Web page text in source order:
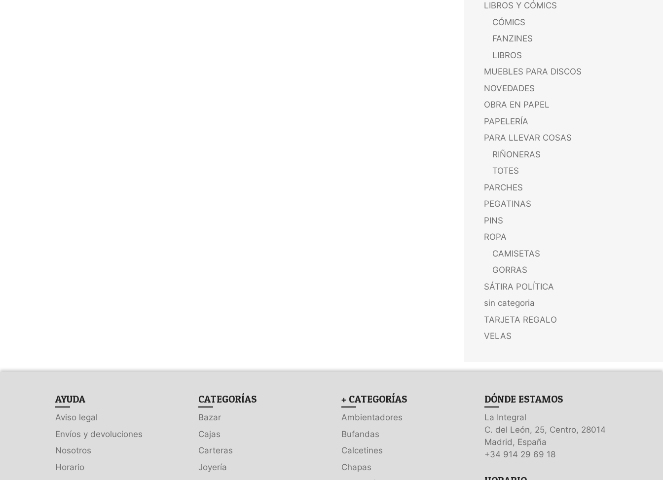
LIBROS Y CÓMICS
CÓMICS
FANZINES
LIBROS
MUEBLES PARA DISCOS
NOVEDADES
OBRA EN PAPEL
PAPELERÍA
PARA LLEVAR COSAS
RIÑONERAS
TOTES
PARCHES
PEGATINAS
PINS
ROPA
CAMISETAS
GORRAS
SÁTIRA POLÍTICA
sin categoria
TARJETA REGALO
VELAS
AYUDA
Aviso legal
Envíos y devoluciones
Nosotros
Horario
CATEGORÍAS
Bazar
Cajas
Carteras
Joyería
+ CATEGORÍAS
Ambientadores
Bufandas
Calcetines
Chapas
DÓNDE ESTAMOS
La Integral
C. del León, 25, Centro, 28014
Madrid, España
+34 914 29 69 18